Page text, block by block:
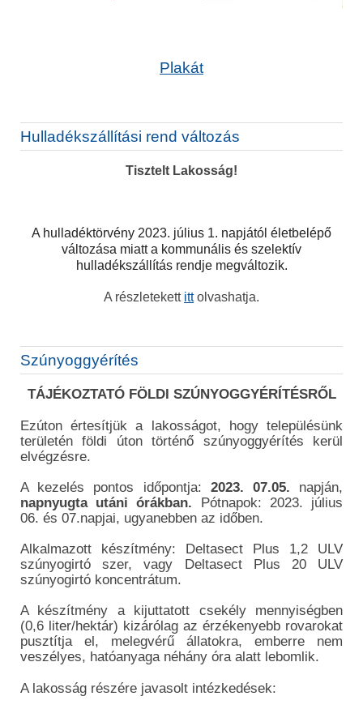
Plakát
Hulladékszállítási rend változás
Tisztelt Lakosság!
A hulladéktörvény 2023. július 1. napjától életbelépő
változása miatt a kommunális és szelektív
hulladékszállítás rendje megváltozik.
A részletekett ittolvashatja.
Szúnyoggyérítés
TÁJÉKOZTATÓ FÖLDI SZÚNYOGGYÉRÍTÉSRŐL
Ezúton értesítjük a lakosságot, hogy településünk
területén földi úton történő szúnyoggyérítés kerül
elvégzésre.
A kezelés pontos időpontja: 2023. 07.05. napján,
napnyugta utáni órákban. Pótnapok: 2023. július
06. és 07.napjai, ugyanebben az időben.
Alkalmazott készítmény: Deltasect Plus 1,2 ULV
szúnyogirtó szer, vagy Deltasect Plus 20 ULV
szúnyogirtó koncentrátum.
A készítmény a kijuttatott csekély mennyiségben
(0,6 liter/hektár) kizárólag az érzékenyebb rovarokat
pusztítja el, melegvérű állatokra, emberre nem
veszélyes, hatóanyaga néhány óra alatt lebomlik.
A lakosság részére javasolt intézkedések: